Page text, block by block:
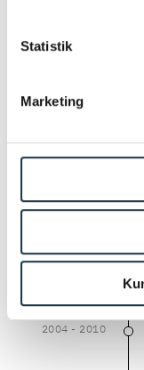
Læs mere om
Statistik
Marketing
2014–2016
2004 - 2010